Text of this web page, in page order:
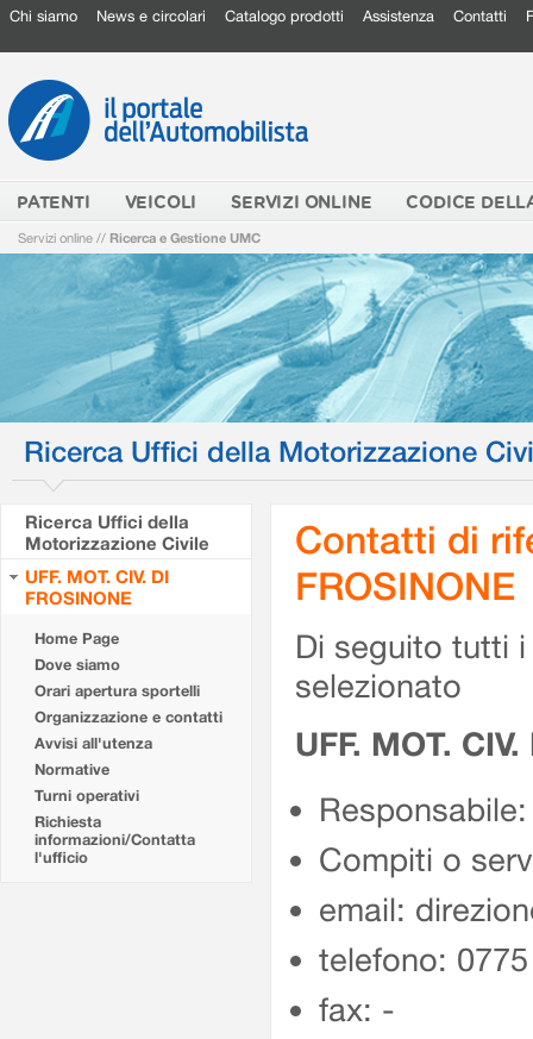
Chi siamo News e circolari Catalogo prodotti Assistenza Contatti
PATENTI VEICOLI SERVIZI ONLINE CODICE
Servizi online // Ricerca e Gestione UMC
Ricerca Uffici della Motorizzazione
Ricerca Uffici della
Motorizzazione Civile
UFF. MOT. CIV. DI
FROSINONE
Home Page
Dove siamo
Orari apertura sportelli
Organizzazione e contatti
Avvisi all'utenza
Normative
Turni operativi
Richiesta
informazioni/Contatta
l'ufficio
Contatti di
FROSINONE
Di seguito tutti
selezionato
UFF. MOT.
Compiti o
email:
telefono:
fax: -